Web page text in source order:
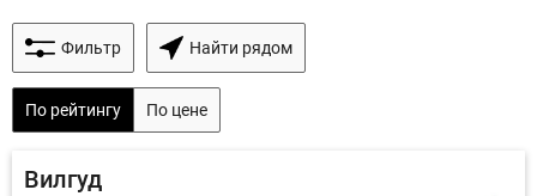
Фильтр Найти рядом
По рейтингу По цене
Вилгуд